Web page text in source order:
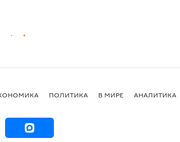
ПОЛИТИКА В МИРЕ АНАЛИТИКА